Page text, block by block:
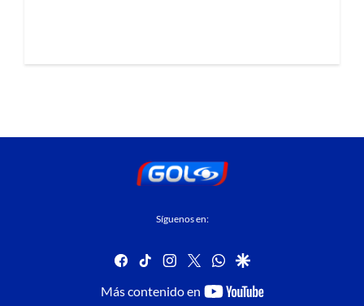
Síguenos en:
facebook
tiktok instagram
twitterwhatsapp
google
Más contenido en
youtube-